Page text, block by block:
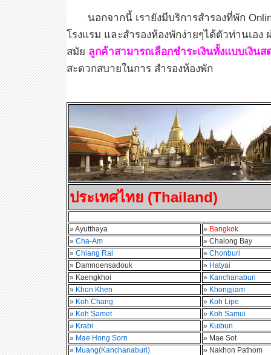
นอกจากนี้ เรายังมีบริการสำรองที่พัก
โรงแรม และสำรองห้องพักง่ายๆได้ตัวท่านเอ
สมัย ลูกค้าสามารถเลือกชำระเงินทั้งแบบเงิน
สะดวกสบายในการ สำรองห้องพัก
ประเทศไทย (Thailand)
» Ayutthaya » Bangkok
» Cha-Am
» Chalong Bay
» Chiang Rai » Chonburi
» Damnoensadouk
» Hatyai
» Kaengkhoi
» Kanchanaburi
» Khon Khen » Khongjiam
» Koh Chang » Koh Lipe
» Koh Samet » Koh Samui
» Krabi » Kuiburi
» Mae Hong Sorn
» Mae Sot
» Muang(Kanchanaburi)
» Nakhon Pathom